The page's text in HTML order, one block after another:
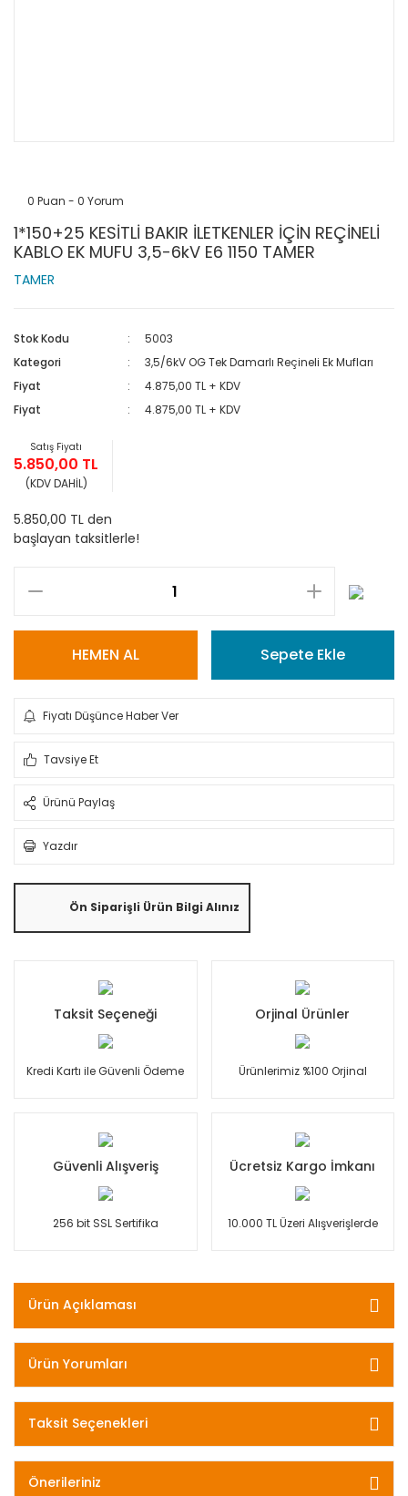
0 Puan - 0 Yorum
1*150+25 KESİTLİ BAKIR İLETKENLER İÇİN REÇİNELİ
KABLO EK MUFU 3,5-6kV E6 1150 TAMER
TAMER
Stok Kodu
5003
Kategori
3,5/6kV OG Tek Damarlı Reçineli Ek Mufları
Fiyat
4.875,00 TL + KDV
Fiyat
4.875,00 TL + KDV
Satış Fiyatı
5.850,00 TL
(KDV DAHİL)
5.850,00 TL den
başlayan taksitlerle!
HEMEN AL Sepete Ekle
Fiyatı Düşünce Haber Ver
Tavsiye Et
Ürünü Paylaş
Yazdır
Ön Siparişli Ürün Bilgi Alınız
Taksit Seçeneği
Kredi Kartı ile Güvenli Ödeme
Orjinal Ürünler
Ürünlerimiz %100 Orjinal
Güvenli Alışveriş
256 bit SSL Sertifika
Ücretsiz Kargo İmkanı
10.000 TL Üzeri Alışverişlerde
Ürün Açıklaması
Ürün Yorumları
Taksit Seçenekleri
Önerileriniz